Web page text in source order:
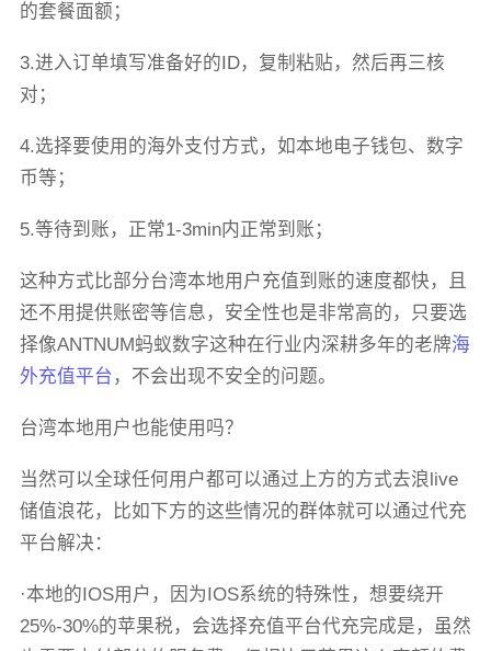
的套餐面额；
3.进入订单填写准备好的ID，复制粘贴，然后再三核
对；
4.选择要使用的海外支付方式，如本地电子钱包、数字
币等；
5.等待到账，正常1-3min内正常到账；
这种方式比部分台湾本地用户充值到账的速度都快，且
还不用提供账密等信息，安全性也是非常高的，只要选
择像ANTNUM蚂蚁数字这种在行业内深耕多年的老牌海
外充值平台 ，不会出现不安全的问题。
台湾本地用户也能使用吗？
当然可以全球任何用户都可以通过上方的方式去浪live
储值浪花，比如下方的这些情况的群体就可以通过代充
平台解决：
·本地的IOS用户，因为IOS系统的特殊性，想要绕开
25%-30%的苹果税，会选择充值平台代充完成是，虽然